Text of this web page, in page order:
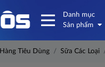
Danh mục
Sản phẩm
Hàng Tiêu Dùng Sữa Các Loại